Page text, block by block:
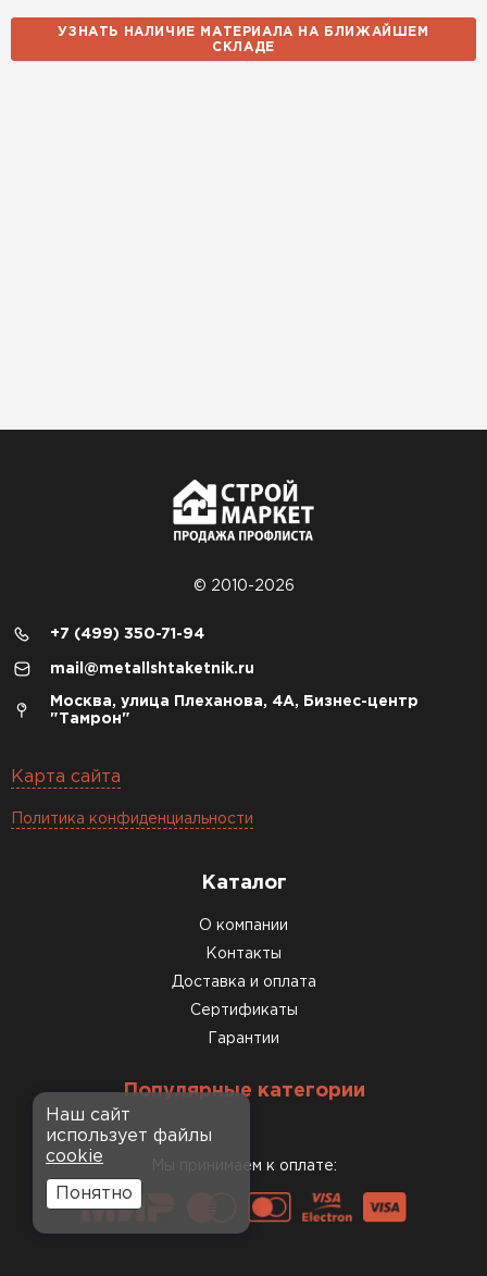
УЗНАТЬ НАЛИЧИЕ МАТЕРИАЛА НА БЛИЖАЙШЕМ
СКЛАДЕ
© 2010-2026
+7 (499) 350-71-94
mail@metallshtaketnik.ru
Москва, улица Плеханова, 4А, Бизнес-центр
"Тамрон"
Карта сайта
Политика конфиденциальности
Каталог
О компании
Контакты
Доставка и оплата
Сертификаты
Гарантии
Популярные категории
Мы принимаем к оплате:
Наш сайт
использует файлы
cookie
Понятно